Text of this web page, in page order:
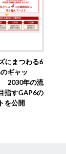
にまつわる6
ギャッ
2030年の流
指すGAP6の
トを公開